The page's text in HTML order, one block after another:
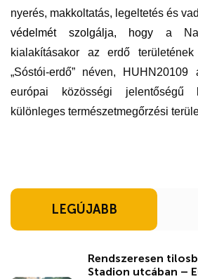
nyerés, makkoltatás, legeltetés és
védelmét szolgálja, hogy a
kialakításakor az erdő
„Sóstói-erdő” néven,
európai közösségi jelentőségű
különleges természetmegőrzési
LEGÚJABB
Rendszeresen
Stadion utcában –